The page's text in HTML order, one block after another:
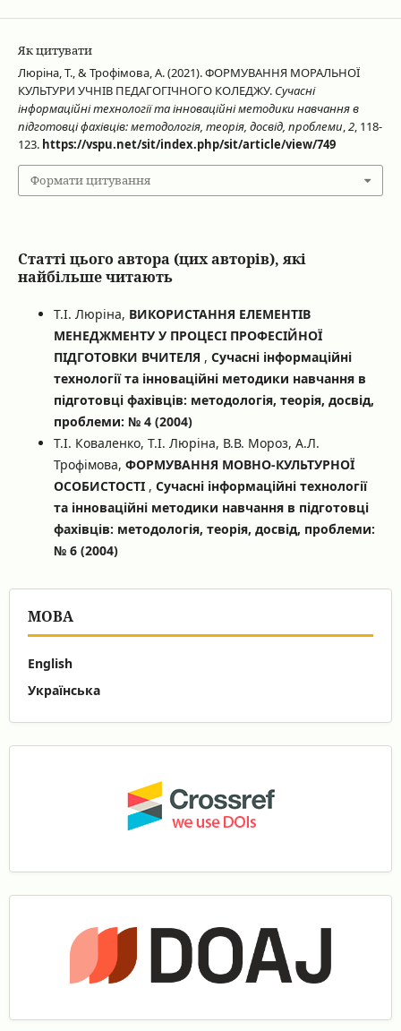
Як цитувати
Люріна, Т., & Трофімова, А. (2021). ФОРМУВАННЯ МОРАЛЬНОЇ
КУЛЬТУРИ УЧНІВ ПЕДАГОГІЧНОГО КОЛЕДЖУ. Сучасні
інформаційні технології та інноваційні методики навчання в
підготовці фахівців: методологія, теорія, досвід, проблеми,2, 118-
123. https://vspu.net/sit/index.php/sit/article/view/749
Формати цитування
Статті цього автора (цих авторів), які
найбільше читають
Т.І. Люріна, ВИКОРИСТАННЯ ЕЛЕМЕНТІВ
МЕНЕДЖМЕНТУ У ПРОЦЕСІ ПРОФЕСІЙНОЇ
ПІДГОТОВКИ ВЧИТЕЛЯ , Сучасні інформаційні
технології та інноваційні методики навчання в
підготовці фахівців: методологія, теорія, досвід,
проблеми: № 4 (2004)
Т.І. Коваленко, Т.І. Люріна, В.В. Мороз, А.Л.
Трофімова, ФОРМУВАННЯ МОВНО-КУЛЬТУРНОЇ
ОСОБИСТОСТІ , Сучасні інформаційні технології
та інноваційні методики навчання в підготовці
фахівців: методологія, теорія, досвід, проблеми:
№ 6 (2004)
МОВА
English
Українська